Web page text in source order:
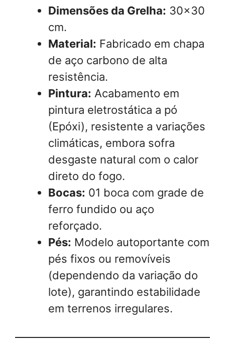
Dimensões da Grelha: 30×30
cm.
Material: Fabricado em chapa
de aço carbono de alta
resistência.
Pintura: Acabamento em
pintura eletrostática a pó
(Epóxi), resistente a variações
climáticas, embora sofra
desgaste natural com o calor
direto do fogo.
Bocas: 01 boca com grade de
ferro fundido ou aço
reforçado.
Pés: Modelo autoportante com
pés fixos ou removíveis
(dependendo da variação do
lote), garantindo estabilidade
em terrenos irregulares.